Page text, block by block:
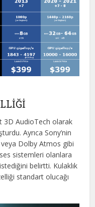
3D AudioTech olarak
Ayrıca Sony’nin
veya Dolby Atmos gibi
sistemleri olanlara
belirtti. Kulaklık
standart olucağı